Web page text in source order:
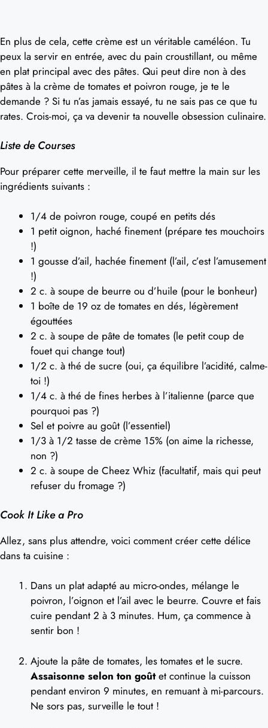
En plus de cela, cette crème est un véritable caméléon. Tu
peux la servir en entrée, avec du pain croustillant, ou même
en plat principal avec des pâtes. Qui peut dire non à des
pâtes à la crème de tomates et poivron rouge, je te le
demande ? Si tu n’as jamais essayé, tu ne sais pas ce que tu
rates. Crois-moi, ça va devenir ta nouvelle obsession culinaire.
Liste de Courses
Pour préparer cette merveille, il te faut mettre la main sur les
ingrédients suivants :
1/4 de poivron rouge, coupé en petits dés
1 petit oignon, haché finement (prépare tes mouchoirs
!)
1 gousse d’ail, hachée finement (l’ail, c’est l’amusement
!)
2 c. à soupe de beurre ou d’huile (pour le bonheur)
1 boîte de 19 oz de tomates en dés, légèrement
égouttées
2 c. à soupe de pâte de tomates (le petit coup de
fouet qui change tout)
1/2 c. à thé de sucre (oui, ça équilibre l’acidité, calme-
toi !)
1/4 c. à thé de fines herbes à l’italienne (parce que
pourquoi pas ?)
Sel et poivre au goût (l’essentiel)
1/3 à 1/2 tasse de crème 15% (on aime la richesse,
non ?)
2 c. à soupe de Cheez Whiz (facultatif, mais qui peut
refuser du fromage ?)
Cook It Like a Pro
Allez, sans plus attendre, voici comment créer cette délice
dans ta cuisine :
Dans un plat adapté au micro-ondes, mélange le
poivron, l’oignon et l’ail avec le beurre. Couvre et fais
cuire pendant 2 à 3 minutes. Hum, ça commence à
sentir bon !
Ajoute la pâte de tomates, les tomates et le sucre.
Assaisonne selon ton goûtet continue la cuisson
pendant environ 9 minutes, en remuant à mi-parcours.
Ne sors pas, surveille le tout !